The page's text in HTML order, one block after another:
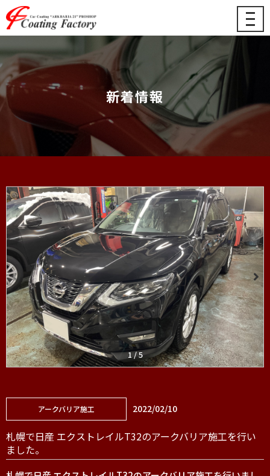
メ
ニ
新着情報
1/5
アークバリア施工 2022/02/10
札幌で日産 エクストレイルT32のアークバリア施工を行い
ました。